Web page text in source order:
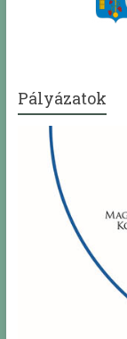
Pályázatok